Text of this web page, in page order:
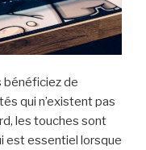
bénéficiez de
qui n’existent pas
les touches sont
est essentiel lorsque